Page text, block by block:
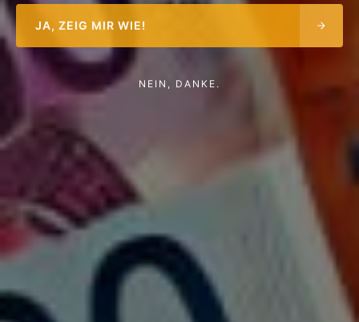
Stärke Dein Immunsystem!
JA, ZEIG MIR WIE!
NEIN, DANKE.